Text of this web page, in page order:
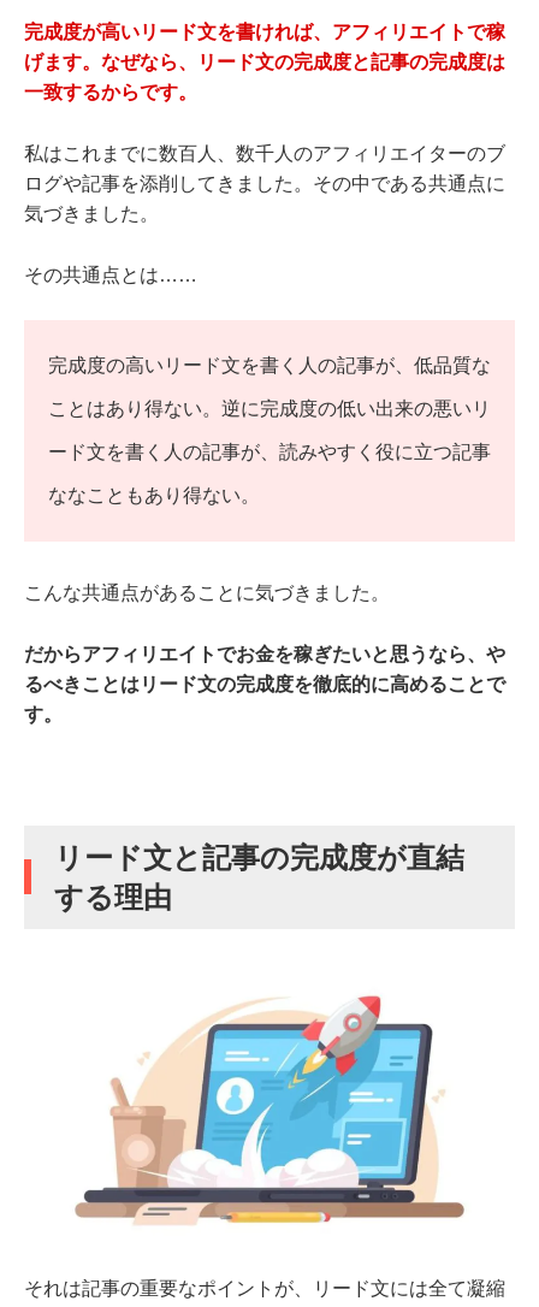
完成度が高いリード文を書ければ、アフィリエイトで稼
げます。なぜなら、リード文の完成度と記事の完成度は
一致するからです。
私はこれまでに数百人、数千人のアフィリエイターのブ
ログや記事を添削してきました。その中である共通点に
気づきました。
その共通点とは……
完成度の高いリード文を書く人の記事が、低品質な
ことはあり得ない。逆に完成度の低い出来の悪いリ
ード文を書く人の記事が、読みやすく役に立つ記事
ななこともあり得ない。
こんな共通点があることに気づきました。
だからアフィリエイトでお金を稼ぎたいと思うなら、や
るべきことはリード文の完成度を徹底的に高めることで
す。
リード文と記事の完成度が直結
する理由
それは記事の重要なポイントが、リード文には全て凝縮